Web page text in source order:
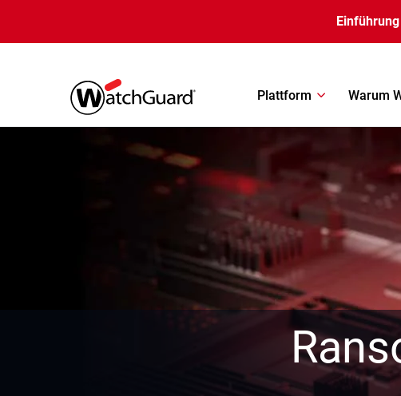
Plattform Warum